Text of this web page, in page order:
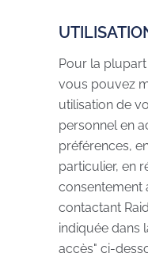
Pour la
vous pouvez
utilisation de
personnel en
préférences,
particulier, en
consentement
contactant
indiquée dans
accès" ci-